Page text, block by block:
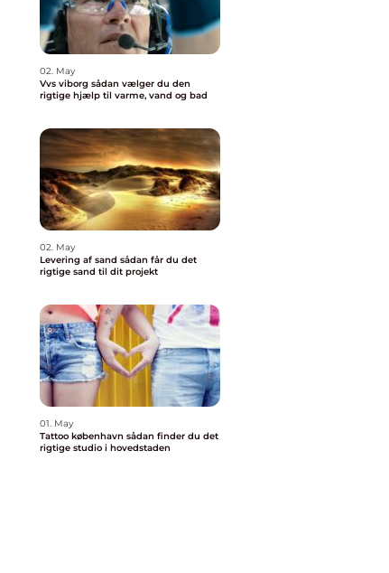
02. May
Vvs viborg sådan vælger du den
rigtige hjælp til varme, vand og bad
02. May
Levering af sand sådan får du det
rigtige sand til dit projekt
01. May
Tattoo københavn sådan finder du det
rigtige studio i hovedstaden